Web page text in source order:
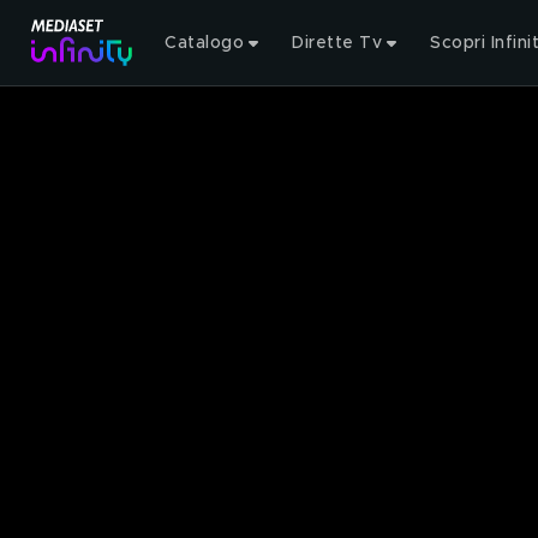
Catalogo Dirette Tv Scopri